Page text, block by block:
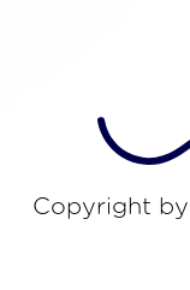
Copyright by